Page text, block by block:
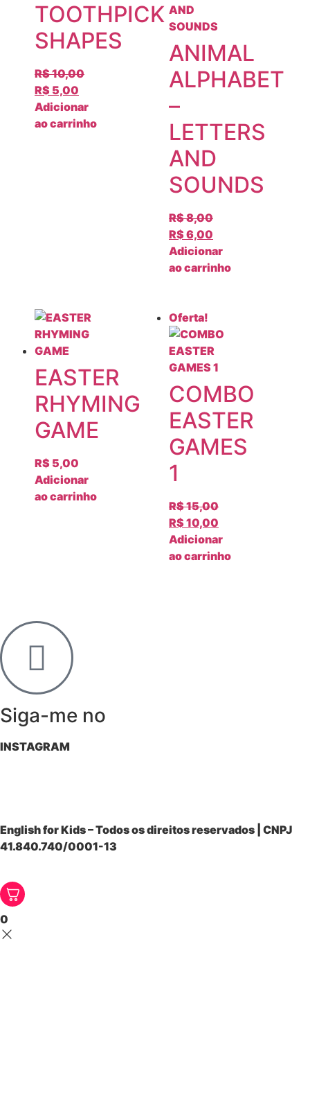
TOOTHPICK
SHAPES
R$10,00
R$ 5,00
Adicionar
ao carrinho
ANIMAL
ALPHABET
–
LETTERS
AND
SOUNDS
R$8,00
R$6,00
Adicionar
ao carrinho
EASTER
RHYMING
GAME
R$ 5,00
Adicionar
ao carrinho
Oferta!
COMBO
EASTER
GAMES
1
R$15,00
R$10,00
Adicionar
ao carrinho
Siga-me no
INSTAGRAM
English for Kids – Todos os direitos reservados | CNPJ
41.840.740/0001-13
0